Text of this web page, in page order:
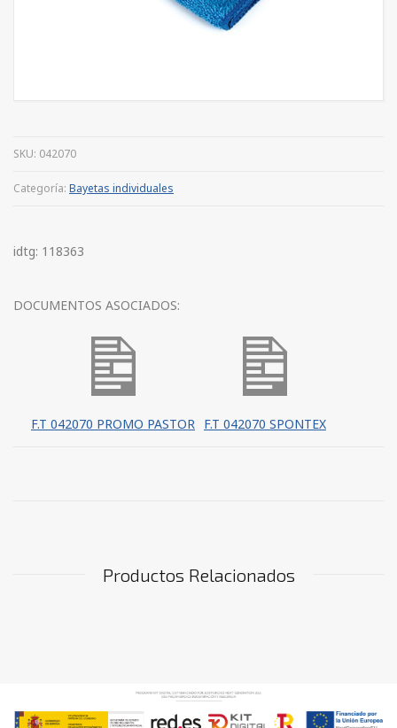
SKU: 042070
Categoría: Bayetas individuales
idtg: 118363
DOCUMENTOS ASOCIADOS:
F.T 042070 PROMO PASTOR F.T 042070 SPONTEX
Productos Relacionados